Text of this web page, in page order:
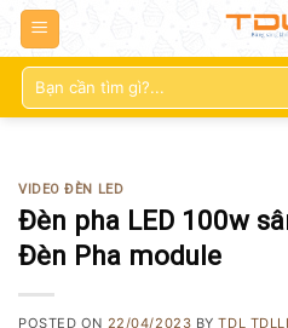
Tìm
kiếm:
VIDEO ĐÈN LED
Đèn pha LED 100w
Đèn Pha module
POSTED ON 22/04/2023 BYTDL